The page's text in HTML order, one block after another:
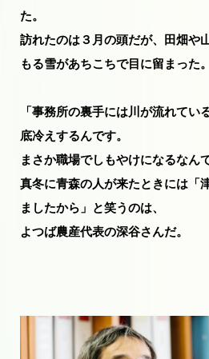
た。
訪れたのは３月の頭だが、田畑や
もる雪があちこちで目に留まった。
「事務所の裏手には川が流れてい
底冷えするんです。
まさか職場でしもやけになるなん
真冬に青森の人が来たときには「
ましたから」と笑うのは、
よつば農産代表の深谷さんだ。